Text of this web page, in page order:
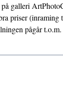
galleri
priser (inraming
pågår